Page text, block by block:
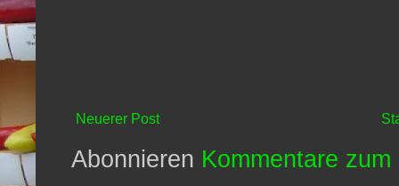
Neuerer Post
Abonnieren Kommentare